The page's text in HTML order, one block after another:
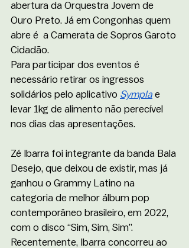
abertura da Orquestra Jovem de
Ouro Preto. Já em Congonhas quem
abre é  a Camerata de Sopros Garoto
Cidadão.
Para participar dos eventos é
necessário retirar os ingressos
solidários pelo aplicativo Sympla e
levar 1kg de alimento não perecível
nos dias das apresentações.
Zé Ibarra foi integrante da banda Bala
Desejo, que deixou de existir, mas já
ganhou o Grammy Latino na
categoria de melhor álbum pop
contemporâneo brasileiro, em 2022,
com o disco “Sim, Sim, Sim”.
Recentemente, Ibarra concorreu ao